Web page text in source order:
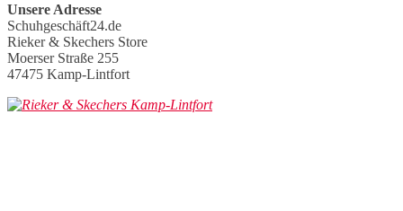
Unsere Adresse
Schuhgeschäft24.de
Rieker & Skechers Store
Moerser Straße 255
47475 Kamp-Lintfort